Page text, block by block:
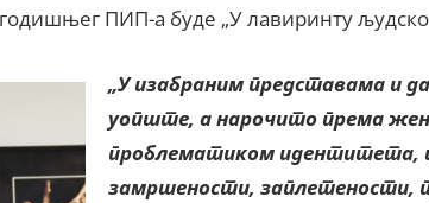
ПИП-а буде „У лавиринту
„У изабраним представама и
уопште, а нарочито према
проблематиком идентитета,
замршености, заплетености,